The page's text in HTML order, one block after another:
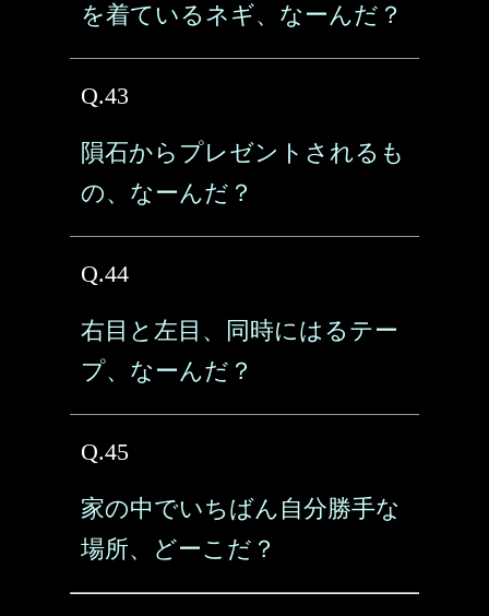
を着ているネギ、なーんだ？
Q.43
隕石からプレゼントされるも
の、なーんだ？
Q.44
右目と左目、同時にはるテー
プ、なーんだ？
Q.45
家の中でいちばん自分勝手な
場所、どーこだ？